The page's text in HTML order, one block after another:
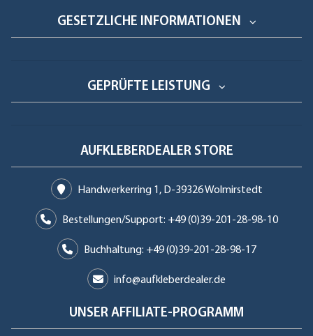
GESETZLICHE INFORMATIONEN
GEPRÜFTE LEISTUNG
AUFKLEBERDEALER STORE
Handwerkerring 1, D-39326 Wolmirstedt
Bestellungen/Support: +49 (0)39-201-28-98-10
Buchhaltung: +49 (0)39-201-28-98-17
info@aufkleberdealer.de
UNSER AFFILIATE-PROGRAMM